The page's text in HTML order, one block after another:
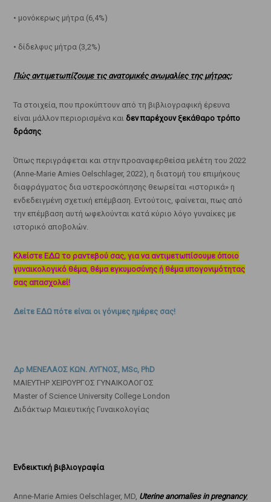
• μονόκερως μήτρα (6,4%)
• δίδελφυς μήτρα (3,2%)
Πώς αντιμετωπίζουμε τις ανατομικές ανωμαλίες της μήτρας;
Τα στοιχεία, που προκύπτουν από τη βιβλιογραφική έρευνα
είναι μάλλον περιορισμένα και δεν παρέχουν ξεκάθαρο τρόπο
δράσης.
Όπως περιγράφεται και στην προαναφερθείσα μελέτη του 2022
(Anne-Marie Amies Oelschlager, 2022), η διατομή του επιμήκους
διαφράγματος δια υστεροσκόπησης θεωρείται «ιστορικά» η
ενδεδειγμένη σχετική επέμβαση. Εντούτοις, φαίνεται, πως από
την επέμβαση αυτή ωφελούνται κατά κύριο λόγο γυναίκες με
ιστορικό αποβολών.
Κλείστε ΕΔΩ το ραντεβού σας, για να αντιμετωπίσουμε όποιο
γυναικολογικό θέμα, θέμα εγκυμοσύνης ή θέμα υπογονιμότητας
σας απασχολεί!
Δείτε ΕΔΩ πότε είναι οι γόνιμες ημέρες σας!
Δρ ΜΕΝΕΛΑΟΣ ΚΩΝ. ΛΥΓΝΟΣ, MSc, PhD
ΜΑΙΕΥΤΗΡ ΧΕΙΡΟΥΡΓΟΣ ΓΥΝΑΙΚΟΛΟΓΟΣ
Master of Science University College London
Διδάκτωρ Μαιευτικής Γυναικολογίας
Ενδεικτική βιβλιογραφία
Anne-Marie Amies Oelschlager, MD, Uterine anomalies in pregnancy,